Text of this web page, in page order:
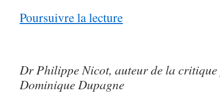
Poursuivre la lecture
Dr Philippe Nicot, auteur de la critique
Dominique Dupagne